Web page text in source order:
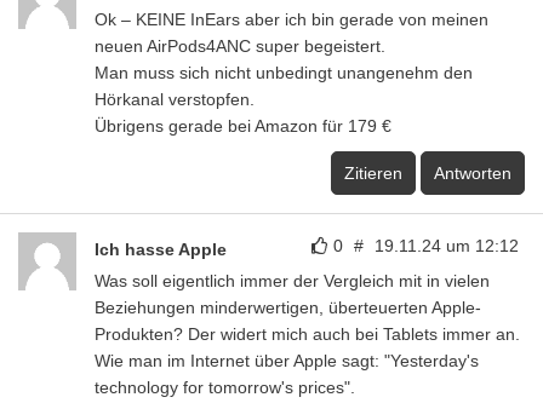
Ok – KEINE InEars aber ich bin gerade von meinen
neuen AirPods4ANC super begeistert.
Man muss sich nicht unbedingt unangenehm den
Hörkanal verstopfen.
Übrigens gerade bei Amazon für 179 €
Zitieren Antworten
0 # 19.11.24 um 12:12
Ich hasse Apple
Was soll eigentlich immer der Vergleich mit in vielen
Beziehungen minderwertigen, überteuerten Apple-
Produkten? Der widert mich auch bei Tablets immer an.
Wie man im Internet über Apple sagt: "Yesterday's
technology for tomorrow's prices".